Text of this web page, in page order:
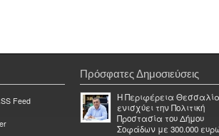
Feed
Πρόσφατες Δημοσιεύσεις
Η Περιφέρεια
ενισχύει την Πολιτική
Προστασία του Δήμου
Σοφάδων με 300.000